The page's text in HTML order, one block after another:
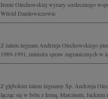
Irenie Olechowskiej wyrazy serdecznego
Witold Daniłowiczowie
Z żalem żegnam Andrzeja Olechowskiego
1989-1991, ministra spraw zagranicznych w
Z głębokim żalem żegnamy Śp. Andrzeja
łącząc się w bólu z Ireną, Marcinem, Jackiem